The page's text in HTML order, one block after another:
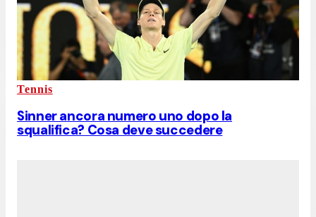
Tennis
Sinner ancora numero uno dopo la
squalifica? Cosa deve succedere